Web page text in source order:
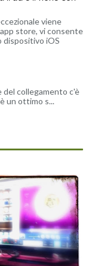
viene
store, vi consente
dispositivo iOS
del collegamento c'è
un ottimo s...